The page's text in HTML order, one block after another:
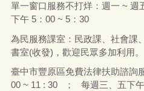
單一窗口服務不打烊：週一 ~ 週
下午5： 00 ~ 5： 30
為民服務課室：民政課、社會課
書室(收發) ，歡迎民眾多加利用。
臺中市豐原區免費法律扶助諮詢
00 ~ 11 : 30 ； 每週三、 五下午